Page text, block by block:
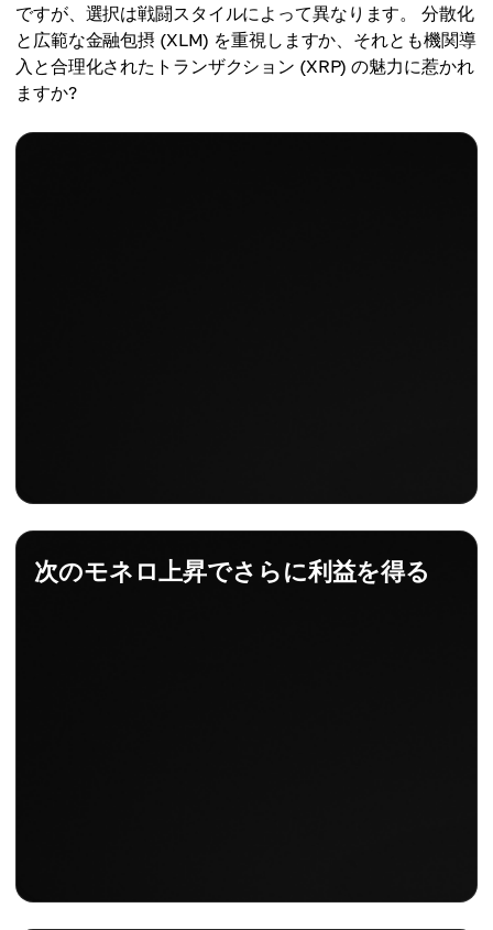
ですが、選択は戦闘スタイルによって異なります。 分散化
と広範な金融包摂 (XLM) を重視しますか、それとも機関導
入と合理化されたトランザクション (XRP) の魅力に惹かれ
ますか?
次のモネロ上昇でさらに利益を得る